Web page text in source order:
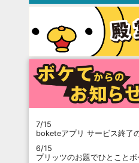
7/15
boketeアプリ サービス終了
6/15
プリッツのお題でひとこと